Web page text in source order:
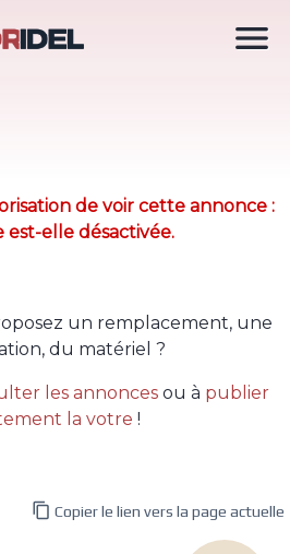
de voir cette annonce :
elle désactivée.
un remplacement, une
du matériel ?
les annoncesou à publier
la votre !

 Copier le lien vers la page actuelle